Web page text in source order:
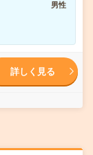
男性
詳しく見る